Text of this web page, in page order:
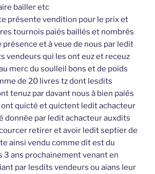
bailler etc
présente vendition pour le prix et
tournois paiés baillés et nombrés
et à veue de nous par ledit
vendeurs qui les ont euz et receuz
merc du soulleil bons et de poids
de 20 livres tz dont lesdits
tenuz par davant nous à bien paiés
quicté et quictent ledit achacteur
donnée par ledit achacteur auxdits
retirer et avoir ledit septier de
ainsi vendu comme dit est du
3 ans prochainement venant en
par lesdits vendeurs ou aians leur